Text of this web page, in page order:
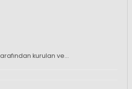
kurulan ve…